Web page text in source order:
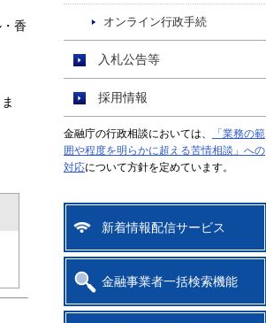
香
オンライン行政手続
入札公告等
採用情報
金融庁の行政相談においては、
「業務の範
囲や程度を明らかに超える苦情相談」への
対応について方針を定めています。
新着情報配信サービス
金融事業者一括検索機能